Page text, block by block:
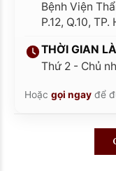
Bệnh Viện
P.12, Q.10, TP.
THỜI GIAN
Thứ 2 - Chủ
Hoặc gọi ngay để